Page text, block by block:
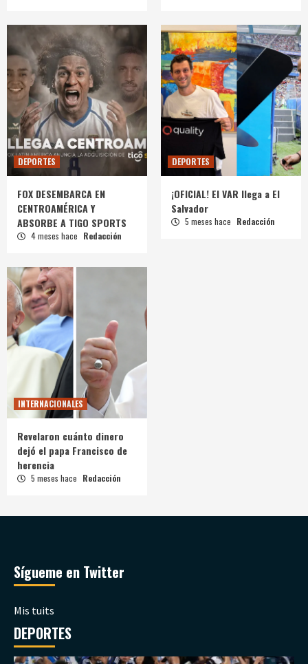
DEPORTES
FOX DESEMBARCA EN
CENTROAMÉRICA Y
ABSORBE A TIGO SPORTS
4 meses hace Redacción
DEPORTES
¡OFICIAL! El VAR llega a El
Salvador
5 meses hace Redacción
INTERNACIONALES
Revelaron cuánto dinero
dejó el papa Francisco de
herencia
5 meses hace Redacción
Sígueme en Twitter
Mis tuits
DEPORTES